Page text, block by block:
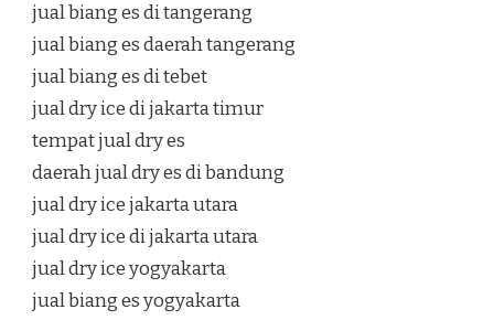
jual biang es di tangerang
jual biang es daerah tangerang
jual biang es di tebet
jual dry ice di jakarta timur
tempat jual dry es
daerah jual dry es di bandung
jual dry ice jakarta utara
jual dry ice di jakarta utara
jual dry ice yogyakarta
jual biang es yogyakarta